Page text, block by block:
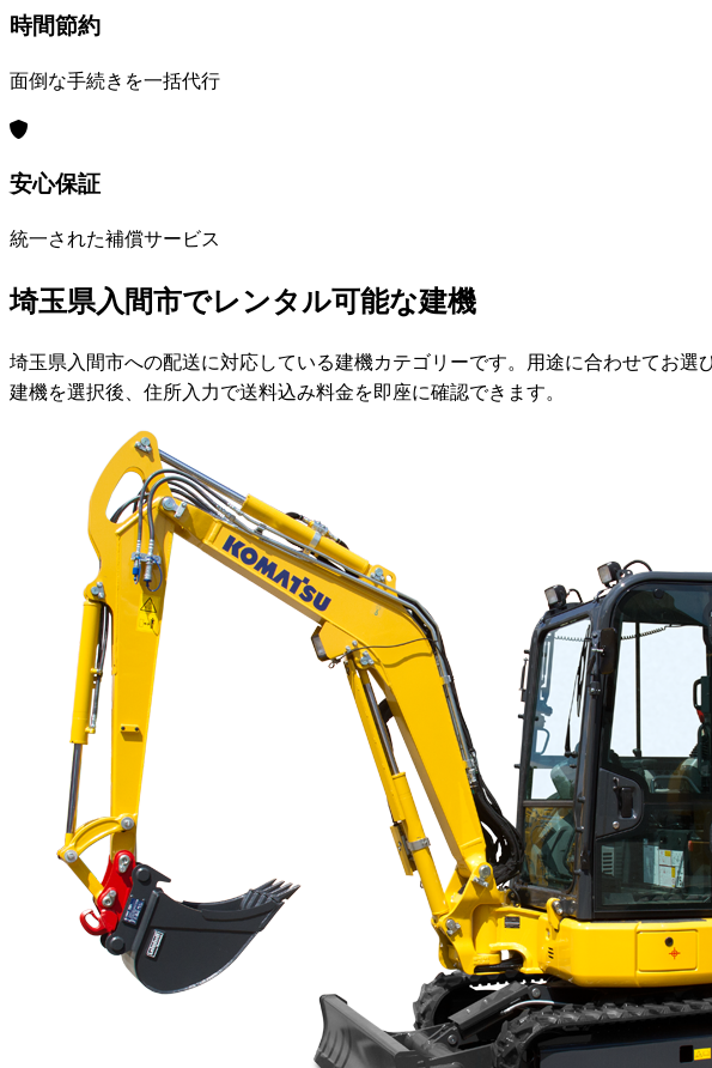
時間節約
面倒な手続きを一括代行
安心保証
統一された補償サービス
埼玉県入間市でレンタル可能な建機
埼玉県入間市への配送に対応している建機カテゴリーです。用途に合わせてお選
建機を選択後、住所入力で送料込み料金を即座に確認できます。